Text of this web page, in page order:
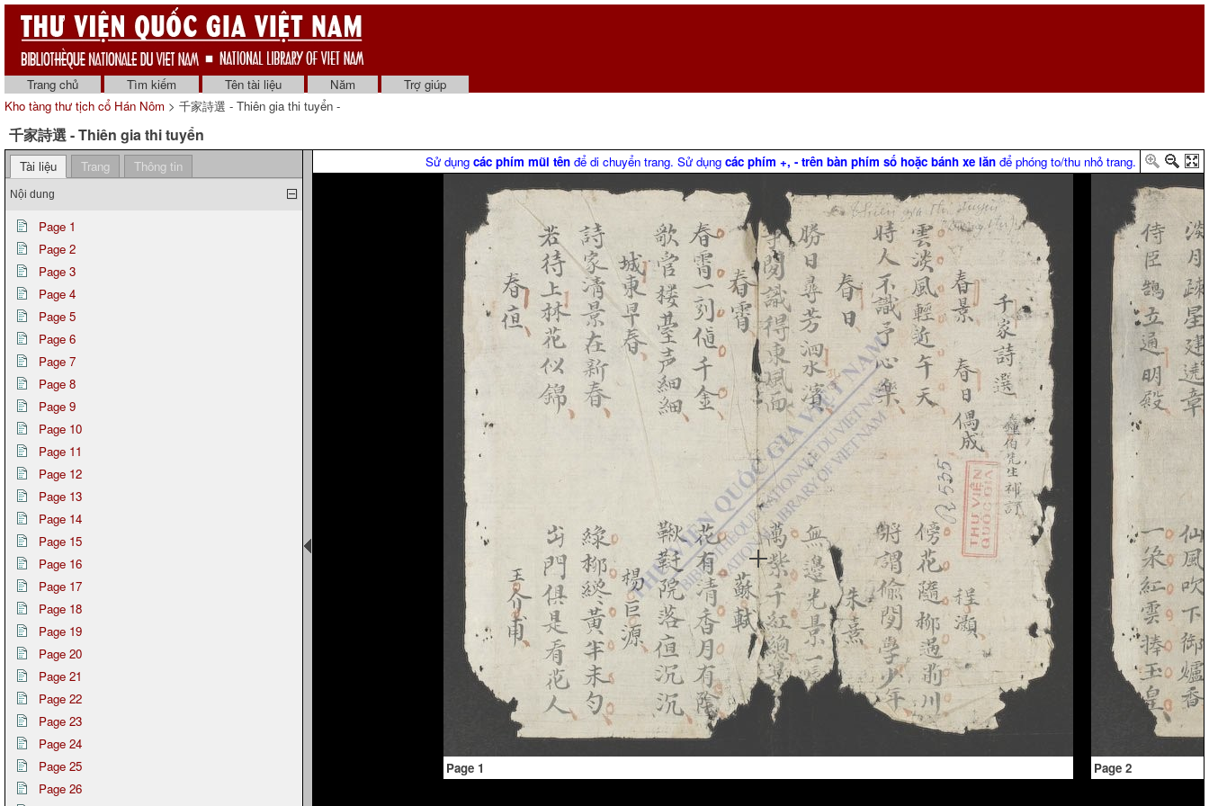
Trang chủ Tìm kiếm Tên tài liệu Năm
Trợ giúp
Kho tàng thư tịch cổ Hán Nôm > 千家詩選 - Thiên gia thi tuyển -
千家詩選 - Thiên gia thi tuyển
Tài liệu Trang Thông tin
Nội dung
Page 1
Page 2
Page 3
Page 4
Page 5
Page 6
Page 7
Page 8
Page 9
Page 10
Page 11
Page 12
Page 13
Page 14
Page 15
Page 16
Page 17
Page 18
Page 19
Page 20
Page 21
Page 22
Page 23
Page 24
Page 25
Page 26
Sử dụng các phím mũi tên để di chuyển trang. Sử dụng các phím +, - trên bàn phím số hoặc bánh xe lăn để phóng to/thu nhỏ trang.
Page 1 Page 2